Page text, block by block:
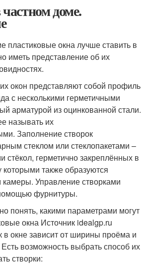
доме.
пластиковые окна лучше ставить в
иметь представление об их
окон представляют собой профиль
с несколькими герметичными
арматурой из оцинкованной стали.
называть их
Заполнение створок
стеклом или стеклопакетами –
стёкол, герметично закреплённых в
которыми также образуются
Управление створками
фурнитуры.
понять, какими параметрами могут
окна Источник idealgp.ru
в окне зависит от ширины проёма и
возможность выбрать способ их
створки: